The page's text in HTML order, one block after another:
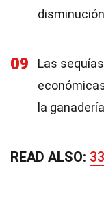
09
Las
la
READ ALSO: